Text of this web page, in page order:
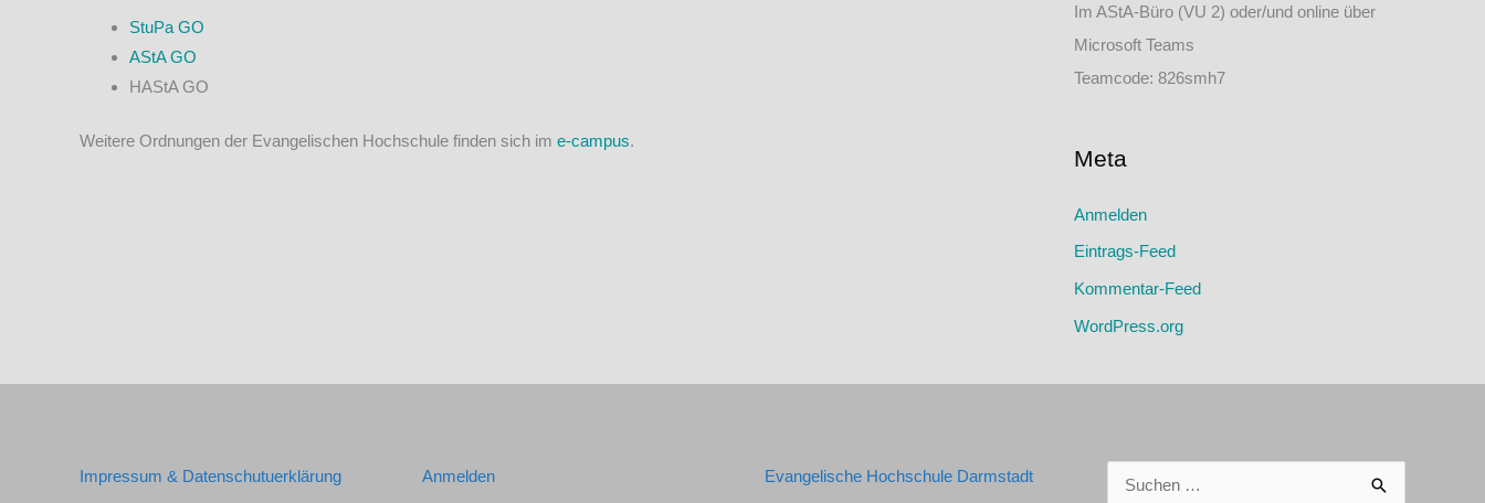
StuPa GO
AStA GO
HAStA GO
Weitere Ordnungen der Evangelischen Hochschule finden sich im e-campus.
Im AStA-Büro (VU 2) oder/und online über
Microsoft Teams
Teamcode: 826smh7
Meta
Anmelden
Eintrags-Feed
Kommentar-Feed
WordPress.org
Impressum & Datenschutuerklärung Anmelden Evangelische Hochschule Darmstadt
Suchen